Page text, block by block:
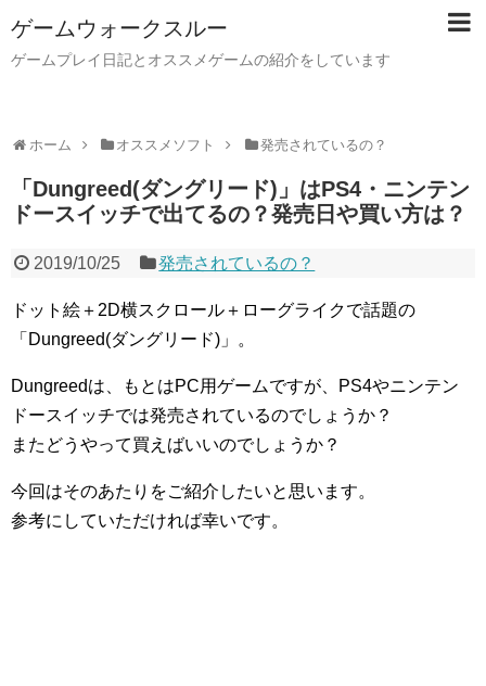
ゲームウォークスルー
ゲームプレイ日記とオススメゲームの紹介をしています
ホーム オススメソフト 発売されているの？
「Dungreed(ダングリード)」はPS4・ニンテン
ドースイッチで出てるの？発売日や買い方は？
2019/10/25 発売されているの？
ドット絵＋2D横スクロール＋ローグライクで話題の
「Dungreed(ダングリード)」。
Dungreedは、もとはPC用ゲームですが、PS4やニンテン
ドースイッチでは発売されているのでしょうか？
またどうやって買えばいいのでしょうか？
今回はそのあたりをご紹介したいと思います。
参考にしていただければ幸いです。